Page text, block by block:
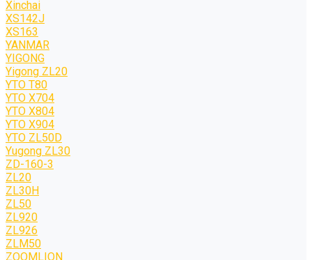
Xinchai
XS142J
XS163
YANMAR
YIGONG
Yigong ZL20
YTO T80
YTO X704
YTO X804
YTO X904
YTO ZL50D
Yugong ZL30
ZD-160-3
ZL20
ZL30H
ZL50
ZL920
ZL926
ZLM50
ZOOMLION